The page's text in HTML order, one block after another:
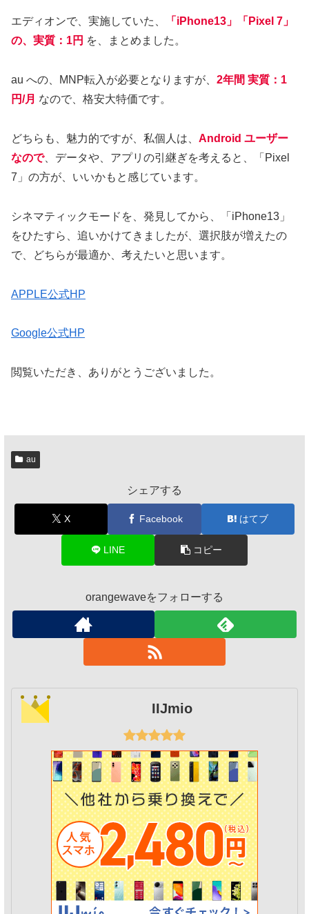
エディオンで、実施していた、
「iPhone13」「Pixel 7」
の、実質：1円 を、まとめました。
au への、MNP転入が必要となりますが、 2年間 実質：1
円/月 なので、格安大特価です。
どちらも、魅力的ですが、私個人は、 Android ユーザー
なので、データや、アプリの引継ぎを考えると、「Pixel
7」の方が、いいかもと感じています。
シネマティックモードを、発見してから、「iPhone13」
をひたすら、追いかけてきましたが、選択肢が増えたの
で、どちらが最適か、考えたいと思います。
APPLE公式HP
Google公式HP
閲覧いただき、ありがとうございました。
au
シェアする
X Facebook はてブ
LINE コピー
orangewaveをフォローする
IIJmio